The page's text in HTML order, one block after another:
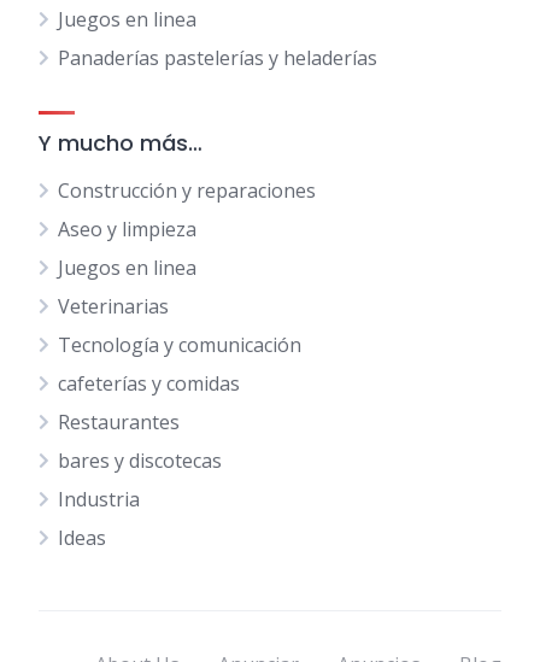
Juegos en linea
Panaderías pastelerías y heladerías
Y mucho más…
Construcción y reparaciones
Aseo y limpieza
Juegos en linea
Veterinarias
Tecnología y comunicación
cafeterías y comidas
Restaurantes
bares y discotecas
Industria
Ideas